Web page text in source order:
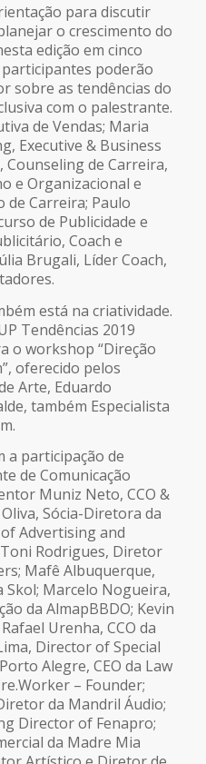
para discutir
o crescimento do
edição em cinco
poderão
sobre as tendências do
com o palestrante.
de Vendas; Maria
Executive & Business
Counseling de Carreira,
e Organizacional e
de Carreira; Paulo
de Publicidade e
Coach e
Brugali, Líder Coach,
está na criatividade.
Tendências 2019
o workshop “Direção
oferecido pelos
Arte, Eduardo
também Especialista
a participação de
de Comunicação
Muniz Neto, CCO &
Sócia-Diretora da
Advertising and
Rodrigues, Diretor
Mafê Albuquerque,
Marcelo Nogueira,
da AlmapBBDO; Kevin
Urenha, CCO da
Director of Special
Alegre, CEO da Law
– Founder;
da Mandril Áudio;
Director of Fenapro;
da Madre Mia